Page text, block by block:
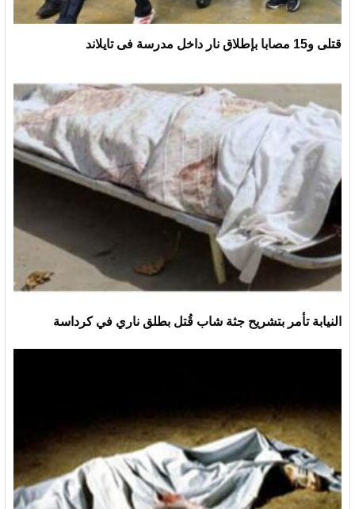
قتلى و15 مصابا بإطلاق نار داخل مدرسة فى تايلاند
النيابة تأمر بتشريح جثة شاب قُتل بطلق ناري في كرداسة